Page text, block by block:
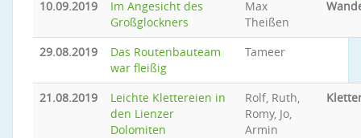
10.09.2019
Im Angesicht des
Großglockners
Max
Theißen
29.08.2019
Das Routenbauteam
war fleißig
Tameer
21.08.2019
Leichte Klettereien in
den Lienzer
Dolomiten
Rolf, Ruth,
Romy, Jo,
Armin